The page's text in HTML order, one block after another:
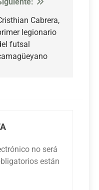
Cabrera,
legionario
futsal
no será
están